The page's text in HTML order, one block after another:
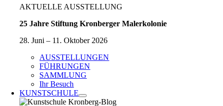
AKTUELLE AUSSTELLUNG
25 Jahre Stiftung Kronberger Malerkolonie
28. Juni – 11. Oktober 2026
AUSSTELLUNGEN
FÜHRUNGEN
SAMMLUNG
Ihr Besuch
KUNSTSCHULE